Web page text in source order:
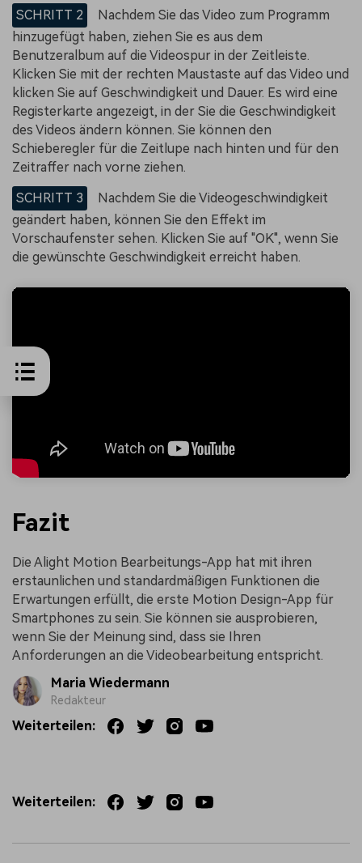
SCHRITT 2
Nachdem Sie das Video zum Programm
hinzugefügt haben, ziehen Sie es aus dem
Benutzeralbum auf die Videospur in der Zeitleiste.
Klicken Sie mit der rechten Maustaste auf das Video und
klicken Sie auf Geschwindigkeit und Dauer. Es wird eine
Registerkarte angezeigt, in der Sie die Geschwindigkeit
des Videos ändern können. Sie können den
Schieberegler für die Zeitlupe nach hinten und für den
Zeitraffer nach vorne ziehen.
SCHRITT 3
Nachdem Sie die Videogeschwindigkeit
geändert haben, können Sie den Effekt im
Vorschaufenster sehen. Klicken Sie auf "OK", wenn Sie
die gewünschte Geschwindigkeit erreicht haben.
Fazit
Die Alight Motion Bearbeitungs-App hat mit ihren
erstaunlichen und standardmäßigen Funktionen die
Erwartungen erfüllt, die erste Motion Design-App für
Smartphones zu sein. Sie können sie ausprobieren,
wenn Sie der Meinung sind, dass sie Ihren
Anforderungen an die Videobearbeitung entspricht.
Maria Wiedermann
Redakteur
Weiterteilen:
Weiterteilen: